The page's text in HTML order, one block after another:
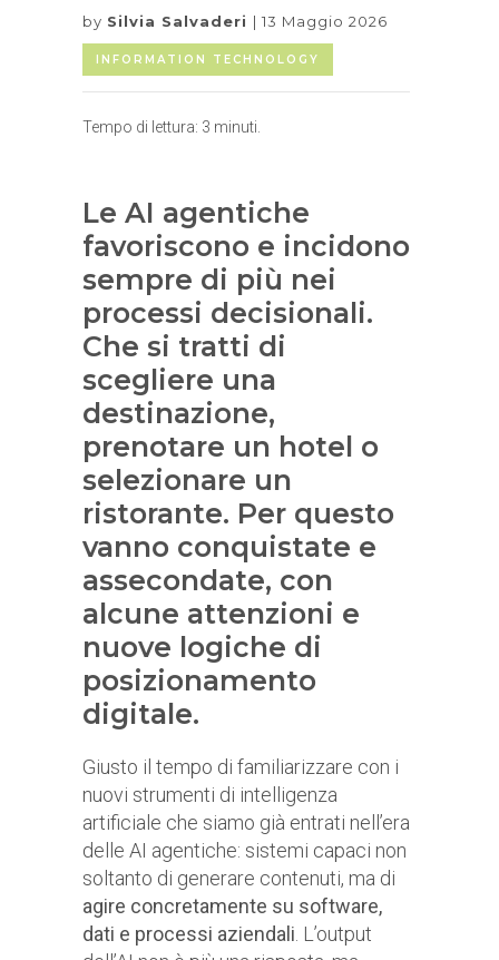
by Silvia Salvaderi 13 Maggio 2026
INFORMATION TECHNOLOGY
Tempo di lettura: 3 minuti.
Le AI agentiche
favoriscono e incidono
sempre di più nei
processi decisionali.
Che si tratti di
scegliere una
destinazione,
prenotare un hotel o
selezionare un
ristorante. Per questo
vanno conquistate e
assecondate, con
alcune attenzioni e
nuove logiche di
posizionamento
digitale.
Giusto il tempo di familiarizzare con i
nuovi strumenti di intelligenza
artificiale che siamo già entrati nell’era
delle AI agentiche: sistemi capaci non
soltanto di generare contenuti, ma di
agire concretamente su software,
dati e processi aziendali. L’output